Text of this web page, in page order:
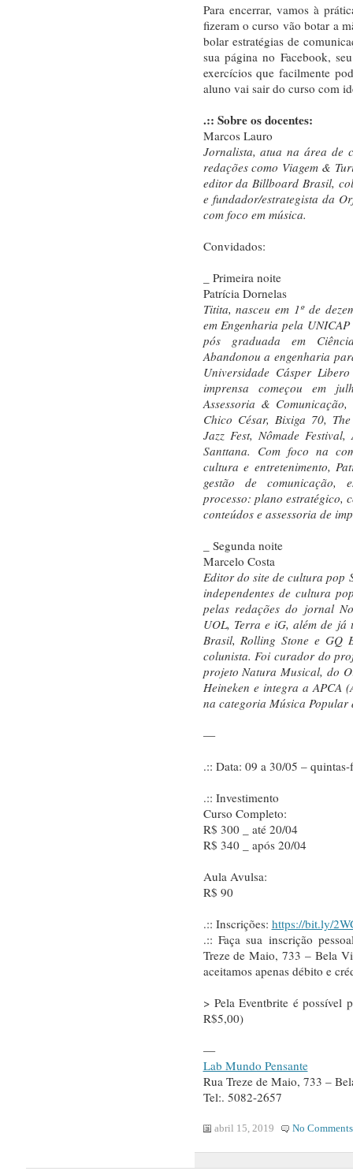
Para encerrar, vamos à
fizeram o curso vão botar a
bolar estratégias de
sua página no Facebook,
exercícios que facilmente
aluno vai sair do curso com
.:: Sobre os docentes:
Marcos Lauro
Jornalista, atua na área de
redações como Viagem &
editor da Billboard Brasil,
e fundador/estrategista da
com foco em música.
Convidados:
_ Primeira noite
Patrícia Dornelas
Titita, nasceu em 1º de
em Engenharia pela
pós graduada em
Abandonou a engenharia
Universidade Cásper
imprensa começou em
Assessoria &
Chico César, Bixiga 70,
Jazz Fest, Nômade
Santtana. Com foco na
cultura e entretenimento,
gestão de comunicação,
processo: plano estratégico,
conteúdos e assessoria de
_ Segunda noite
Marcelo Costa
Editor do site de cultura pop
independentes de cultura
pelas redações do jornal
UOL, Terra e iG, além de
Brasil, Rolling Stone e
colunista. Foi curador do
projeto Natura Musical, do
Heineken e integra a APCA
na categoria Música Popular
—
.:: Data: 09 a 30/05 –
.:: Investimento
Curso Completo:
R$ 300 _ até 20/04
R$ 340 _ após 20/04
Aula Avulsa:
R$ 90
.:: Inscrições: https://bit.ly/
.:: Faça sua inscrição
Treze de Maio, 733 – Bela
aceitamos apenas débito e
> Pela Eventbrite é possível
R$5,00)
—
Lab Mundo Pensante
Rua Treze de Maio, 733 –
Tel:. 5082-2657
abril 15, 2019 No Comments